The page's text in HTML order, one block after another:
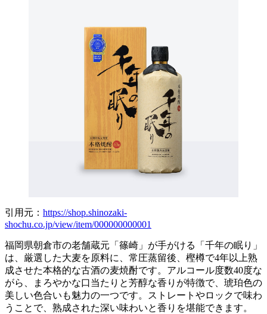
引用元： https://shop.shinozaki-
shochu.co.jp/view/item/000000000001
福岡県朝倉市の老舗蔵元「篠崎」が手がける「千年の眠り」
は、厳選した大麦を原料に、常圧蒸留後、樫樽で4年以上熟
成させた本格的な古酒の麦焼酎です。アルコール度数40度な
がら、まろやかな口当たりと芳醇な香りが特徴で、琥珀色の
美しい色合いも魅力の一つです。ストレートやロックで味わ
うことで、熟成された深い味わいと香りを堪能できます。